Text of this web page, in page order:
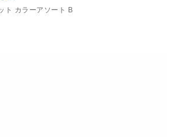
ト カラーアソート B